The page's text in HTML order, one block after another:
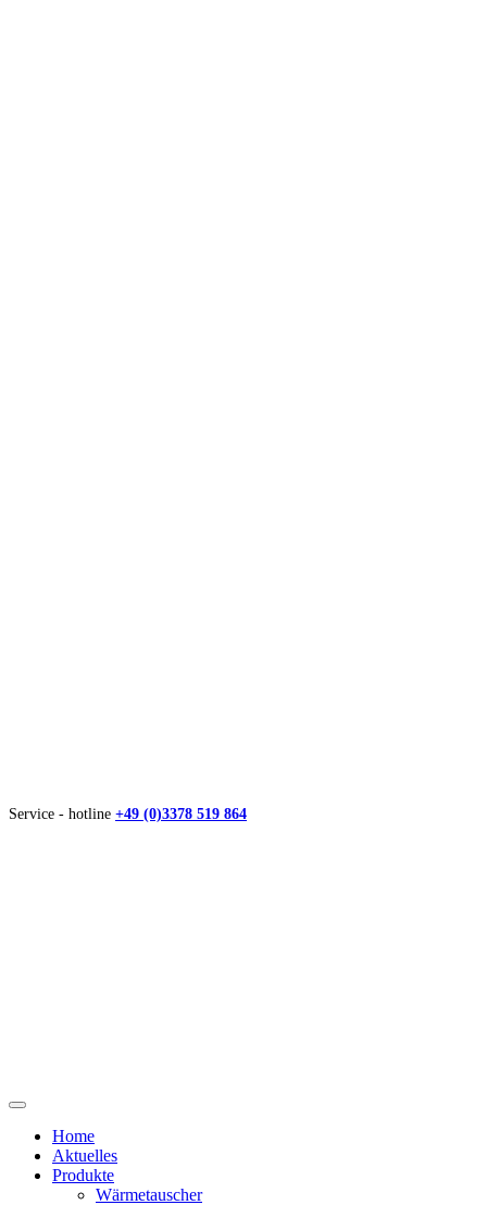
Service - hotline +49 (0)3378 519 864
Home
Aktuelles
Produkte
Wärmetauscher